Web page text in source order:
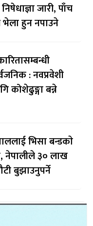
जारी, पाँच
भेला हुन नपाउने
: नवप्रवेशी
कोशेढुङ्गा बन्ने
भिसा बन्डकाे
नेपालीले ३० लाख
बुझाउनुपर्ने